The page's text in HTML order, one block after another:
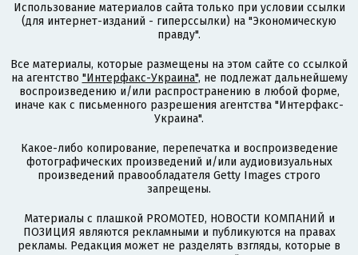
Использование материалов сайта только при условии ссылки
(для интернет-изданий - гиперссылки) на "Экономическую
правду".
Все материалы, которые размещены на этом сайте со ссылкой
на агентство "Интерфакс-Украина", не подлежат дальнейшему
воспроизведению и/или распространению в любой форме,
иначе как с письменного разрешения агентства "Интерфакс-
Украина".
Какое-либо копирование, перепечатка и воспроизведение
фотографических произведений и/или аудиовизуальных
произведений правообладателя Getty Images строго
запрещены.
Материалы с плашкой PROMOTED, НОВОСТИ КОМПАНИЙ и
ПОЗИЦИЯ являются рекламными и публикуются на правах
рекламы. Редакция может не разделять взгляды, которые в